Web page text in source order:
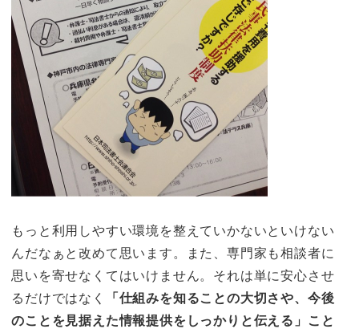
もっと利用しやすい環境を整えていかないといけない
んだなぁと改めて思います。また、専門家も相談者に
思いを寄せなくてはいけません。それは単に安心させ
るだけではなく
「仕組みを知ることの大切さや、今後
のことを見据えた情報提供をしっかりと伝える」こと